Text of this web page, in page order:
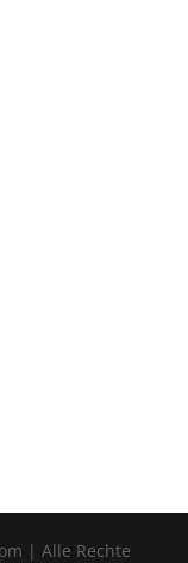
| Alle Rechte